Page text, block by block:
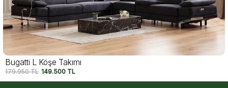
Ares L Köşe Takımı
179.500TL 147.750TL